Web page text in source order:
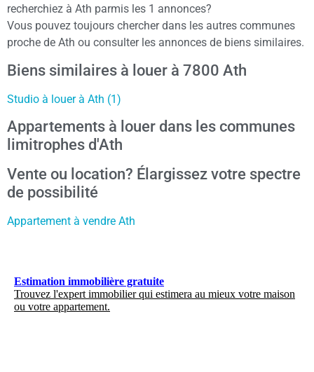
recherchiez à Ath parmis les 1 annonces?
Vous pouvez toujours chercher dans les autres communes
proche de Ath ou consulter les annonces de biens similaires.
Biens similaires à louer à 7800 Ath
Studio à louer à Ath (1)
Appartements à louer dans les communes
limitrophes d'Ath
Vente ou location? Élargissez votre spectre
de possibilité
Appartement à vendre Ath